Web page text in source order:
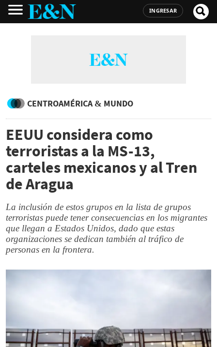
INGRESAR
CENTROAMÉRICA & MUNDO
EEUU considera como
terroristas a la MS-13,
carteles mexicanos y al Tren
de Aragua
La inclusión de estos grupos en la lista de grupos
terroristas puede tener consecuencias en los migrantes
que llegan a Estados Unidos, dado que estas
organizaciones se dedican también al tráfico de
personas en la frontera.